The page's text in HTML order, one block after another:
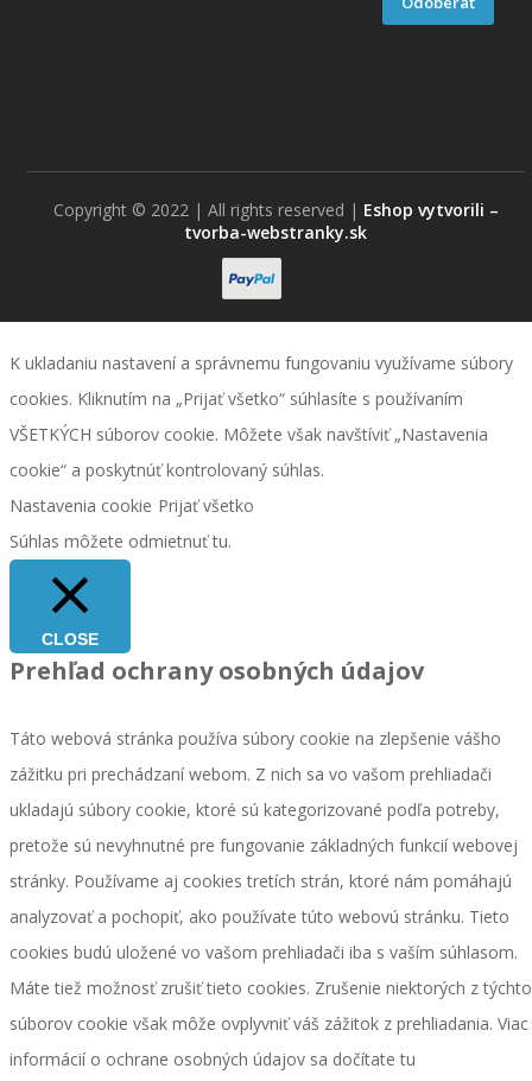
Copyright © 2022 | All rights reserved | Eshop vytvorili –
tvorba-webstranky.sk
K ukladaniu nastavení a správnemu fungovaniu využívame súbory
cookies. Kliknutím na „Prijať všetko“ súhlasíte s používaním
VŠETKÝCH súborov cookie. Môžete však navštíviť „Nastavenia
cookie“ a poskytnúť kontrolovaný súhlas.
Nastavenia cookie Prijať všetko
Súhlas môžete odmietnuťtu.
CLOSE
Prehľad ochrany osobných údajov
Táto webová stránka používa súbory cookie na zlepšenie vášho
zážitku pri prechádzaní webom. Z nich sa vo vašom prehliadači
ukladajú súbory cookie, ktoré sú kategorizované podľa potreby,
pretože sú nevyhnutné pre fungovanie základných funkcií webovej
stránky. Používame aj cookies tretích strán, ktoré nám pomáhajú
analyzovať a pochopiť, ako používate túto webovú stránku. Tieto
cookies budú uložené vo vašom prehliadači iba s vaším súhlasom.
Máte tiež možnosť zrušiť tieto cookies. Zrušenie niektorých z týchto
súborov cookie však môže ovplyvniť váš zážitok z prehliadania. Viac
informácií o ochrane osobných údajov sa dočítate tu